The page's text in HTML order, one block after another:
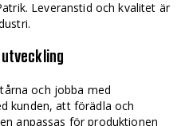
Leveranstid och kvalitet är
och jobba med
kunden, att förädla och
anpassas för produktionen